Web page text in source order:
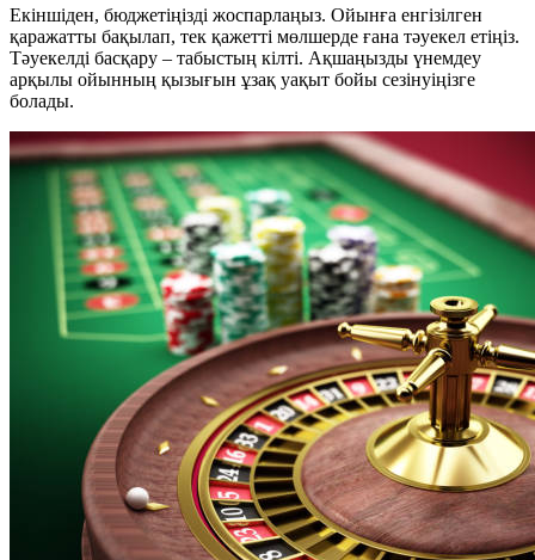
Екіншіден, бюджетіңізді жоспарлаңыз. Ойынға енгізілген
қаражатты бақылап, тек қажетті мөлшерде ғана тәуекел етіңіз.
Тәуекелді басқару – табыстың кілті. Ақшаңызды үнемдеу
арқылы ойынның қызығын ұзақ уақыт бойы сезінуіңізге
болады.